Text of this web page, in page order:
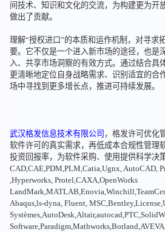
间技术、知识和文化的交流，为构建更为开
做出了贡献。
理解“授权进口”的本质和运作机制，对寻求
要。它不仅是一个进入新市场的途径，也是
入、共享市场洞察的有效方式。通过结合具
更清晰地定位自身战略需求、识别适宜的合
场中寻找到更多增长点，推进可持续发展。
武汉格发信息技术有限公司 ，格发许可优化
软件许可的真实需求，再低成本合规性管理
投资回报率，为软件采购、使用提供科学决
CAD,CAE,PDM,PLM,Catia,Ugnx, AutoCAD,
,Hyperworks, Protel,CAXA,OpenWorks
Abaqus,ls-dyna, Fluent,